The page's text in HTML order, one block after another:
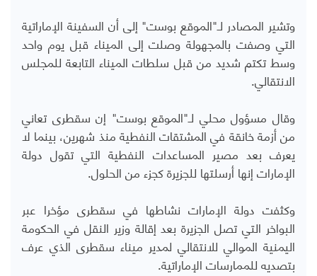
وتشير المصادر لـ"الموقع بوست" إلى أن السفينة الإماراتية
التي وصفت بالمجهولة وصلت إلى الميناء قبل يوم واحد
وسط تكتم شديد من قبل سلطات الميناء التابعة للمجلس
الانتقالي.
وقال مسؤول محلي لـ"الموقع بوست" إن سقطرى تعاني
من أزمة خانقة في المشتقات النفطية منذ شهرين، بينما لا
يعرف بعد مصير المساعدات النفطية التي تقول دولة
الإمارات إنها أرسلتها للجزيرة كجزء من الحلول.
وكثفت دولة الإمارات نشاطها في سقطرى مؤخرا عبر
البواخر التي تصل الجزيرة بعد إقالة وزير النقل في الحكومة
اليمنية الموالي للانتقالي لمدير ميناء سقطرى الذي عرف
بتصديه للممارسات الإماراتية.